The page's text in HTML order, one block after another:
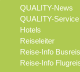
QUALITY-News
QUALITY-Service
Hotels
Reiseleiter
Reise-Info
Reise-Info